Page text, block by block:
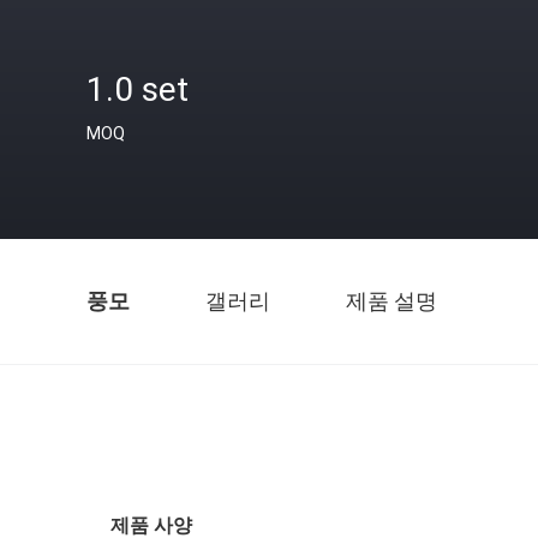
1.0 set
MOQ
풍모 갤러리 제품 설명
제품 사양